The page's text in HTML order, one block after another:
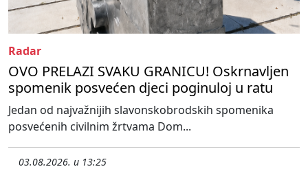
Radar
OVO PRELAZI SVAKU GRANICU! Oskrnavljen
spomenik posvećen djeci poginuloj u ratu
Jedan od najvažnijih slavonskobrodskih spomenika
posvećenih civilnim žrtvama Dom...
03.08.2026. u 13:25